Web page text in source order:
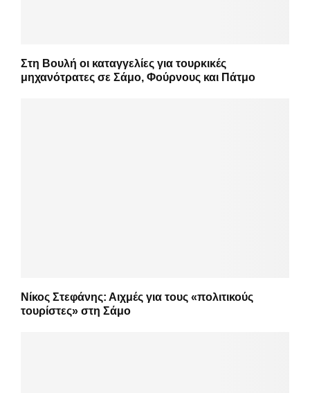
Στη Βουλή οι καταγγελίες για τουρκικές
μηχανότρατες σε Σάμο, Φούρνους και Πάτμο
Νίκος Στεφάνης: Αιχμές για τους «πολιτικούς
τουρίστες» στη Σάμο